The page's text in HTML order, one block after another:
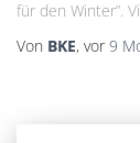
für den Winter”.
Von BKE, vor9